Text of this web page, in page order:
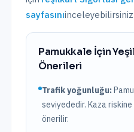
sayfasınıinceleyebilirsiniz.
Pamukkale İçin
Önerileri
Trafik yoğunluğu:
seviyededir. Kaza
önerilir.